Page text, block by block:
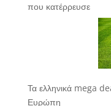
που κατέρρευσε
Τα ελληνικά mega
Ευρώπη